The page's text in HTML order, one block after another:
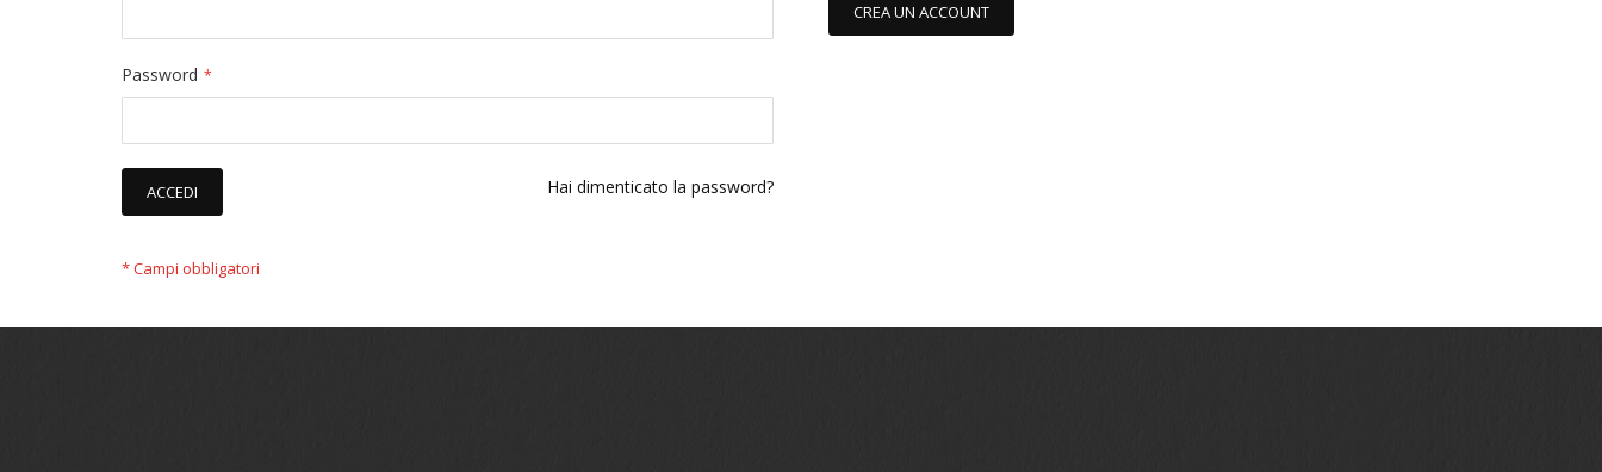
Password
ACCEDI Hai dimenticato la password?
CREA UN ACCOUNT